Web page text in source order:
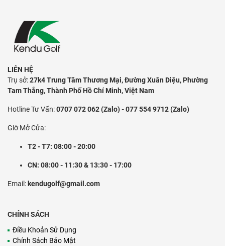
LIÊN HỆ
Trụ sở:27k4 Trung Tâm Thương Mại, Đường Xuân Diệu, Phường
Tam Thắng, Thành Phố Hồ Chí Minh, Việt Nam
Hotline Tư Vấn:0707 072 062 (Zalo) - 077 554 9712 (Zalo)
Giờ Mở Cửa:
T2 - T7: 08:00 - 20:00
CN: 08:00 - 11:30 & 13:30 - 17:00
Email: kendugolf@gmail.com
CHÍNH SÁCH
Điều Khoản Sử Dụng
Chính Sách Bảo Mật